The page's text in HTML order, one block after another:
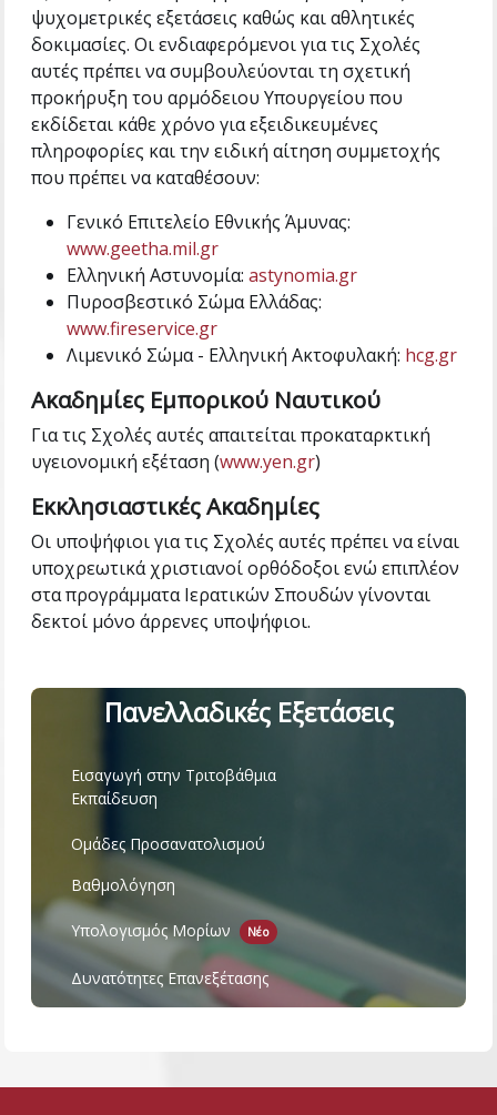
ψυχομετρικές εξετάσεις καθώς και αθλητικές
δοκιμασίες. Οι ενδιαφερόμενοι για τις Σχολές
αυτές πρέπει να συμβουλεύονται τη σχετική
προκήρυξη του αρμόδειου Υπουργείου που
εκδίδεται κάθε χρόνο για εξειδικευμένες
πληροφορίες και την ειδική αίτηση συμμετοχής
που πρέπει να καταθέσουν:
Γενικό Επιτελείο Εθνικής Άμυνας:
www.geetha.mil.gr
Ελληνική Αστυνομία: astynomia.gr
Πυροσβεστικό Σώμα Ελλάδας:
www.fireservice.gr
Λιμενικό Σώμα - Ελληνική Ακτοφυλακή: hcg.gr
Ακαδημίες Εμπορικού Ναυτικού
Για τις Σχολές αυτές απαιτείται προκαταρκτική
υγειονομική εξέταση (www.yen.gr)
Εκκλησιαστικές Ακαδημίες
Οι υποψήφιοι για τις Σχολές αυτές πρέπει να είναι
υποχρεωτικά χριστιανοί ορθόδοξοι ενώ επιπλέον
στα προγράμματα Ιερατικών Σπουδών γίνονται
δεκτοί μόνο άρρενες υποψήφιοι.
Πανελλαδικές Εξετάσεις
Εισαγωγή στην Τριτοβάθμια
Εκπαίδευση
Ομάδες Προσανατολισμού
Βαθμολόγηση
Υπολογισμός Μορίων Νέο
Δυνατότητες Επανεξέτασης